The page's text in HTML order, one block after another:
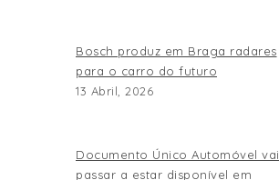
Bosch produz em Braga radares
para o carro do futuro
13 Abril, 2026
Documento Único Automóvel vai
passar a estar disponível em